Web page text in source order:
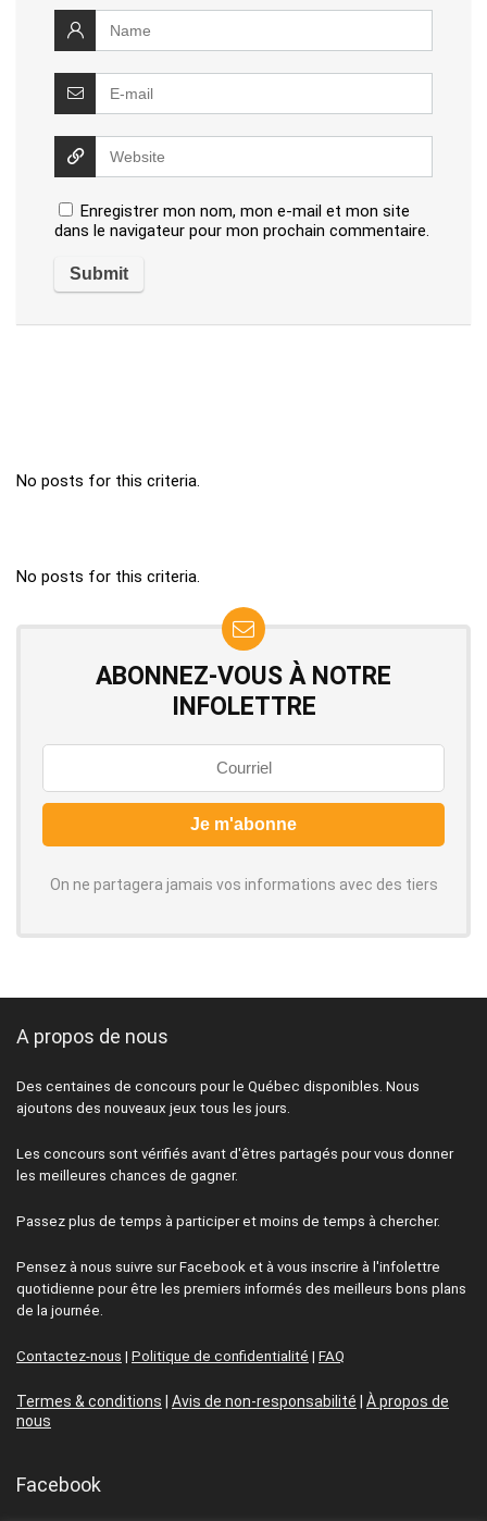
Enregistrer mon nom, mon e-mail et mon site
dans le navigateur pour mon prochain commentaire.
No posts for this criteria.
No posts for this criteria.
ABONNEZ-VOUS À NOTRE
INFOLETTRE
On ne partagera jamais vos informations avec des tiers
A propos de nous
Des centaines de concours pour le Québec disponibles. Nous
ajoutons des nouveaux jeux tous les jours.
Les concours sont vérifiés avant d'êtres partagés pour vous donner
les meilleures chances de gagner.
Passez plus de temps à participer et moins de temps à chercher.
Pensez à nous suivre sur Facebook et à vous inscrire à l'infolettre
quotidienne pour être les premiers informés des meilleurs bons plans
de la journée.
Contactez-nous | Politique de confidentialité | FAQ
Termes & conditions Avis de non-responsabilité
À propos de
nous
Facebook